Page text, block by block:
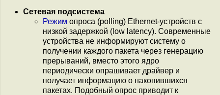
Сетевая подсистема
Режим опроса (polling) Ethernet-устройств с
низкой задержкой (low latency). Современные
устройства не информируют систему о
получении каждого пакета через генерацию
прерываний, вместо этого ядро
периодически опрашивает драйвер и
получает информацию о накопившихся
пакетах. Подобный опрос приводит к